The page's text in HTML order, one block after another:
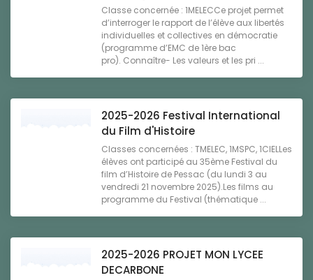
Classe concernée : 1MELECCe projet permet
d’interroger le rapport de l’élève aux libertés
individuelles et collectives en démocratie
(programme d’EMC de 1ère bac
pro). Connaître- Les valeurs et les pri ...
2025-2026 Festival International
du Film d'Histoire
Classes concernées : TMELEC, 1MSPC, 1CIELLes
élèves ont participé au 35ème Festival du
film d’Histoire de Pessac (du lundi 3 au
vendredi 21 novembre 2025).Les films au
programme du Festival (thématique ...
2025-2026 PROJET MON LYCEE
DECARBONE